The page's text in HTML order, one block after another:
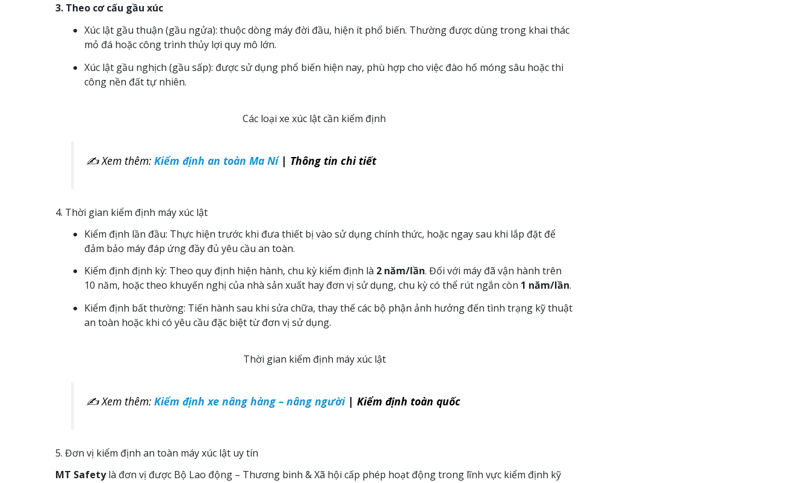
3. Theo cơ cấu gầu xúc
Xúc lật gầu thuận (gầu ngửa): thuộc dòng máy đời đầu, hiện ít phổ biến. Thường được dùng trong khai thác
mỏ đá hoặc công trình thủy lợi quy mô lớn.
Xúc lật gầu nghịch (gầu sấp): được sử dụng phổ biến hiện nay, phù hợp cho việc đào hố móng sâu hoặc thi
công nền đất tự nhiên.
Các loại xe xúc lật cần kiểm định
✍ Xem thêm:Kiểm định an toàn Ma Ní| Thông tin chi tiết
4. Thời gian kiểm định máy xúc lật
Kiểm định lần đầu: Thực hiện trước khi đưa thiết bị vào sử dụng chính thức, hoặc ngay sau khi lắp đặt để
đảm bảo máy đáp ứng đầy đủ yêu cầu an toàn.
Kiểm định định kỳ: Theo quy định hiện hành, chu kỳ kiểm định là 2 năm/lần. Đối với máy đã vận hành trên
10 năm, hoặc theo khuyến nghị của nhà sản xuất hay đơn vị sử dụng, chu kỳ có thể rút ngắn còn 1 năm/lần.
Kiểm định bất thường: Tiến hành sau khi sửa chữa, thay thế các bộ phận ảnh hưởng đến tình trạng kỹ thuật
an toàn hoặc khi có yêu cầu đặc biệt từ đơn vị sử dụng.
Thời gian kiểm định máy xúc lật
✍ Xem thêm:Kiểm định xe nâng hàng – nâng người| Kiểm định toàn quốc
5. Đơn vị kiểm định an toàn máy xúc lật uy tín
MT Safetylà đơn vị được Bộ Lao động – Thương binh & Xã hội cấp phép hoạt động trong lĩnh vực kiểm định kỹ